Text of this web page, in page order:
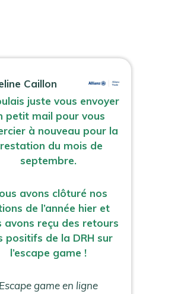
Caillon
juste vous envoyer
petit mail pour vous
à nouveau pour la
du mois de
septembre.
avons clôturé nos
de l’année hier et
avons reçu des retours
positifs de la DRH sur
l’escape game !
Escape game en ligne